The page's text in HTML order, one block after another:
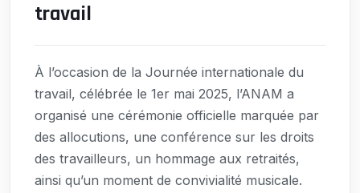
travail
À l’occasion de la Journée internationale du
travail, célébrée le 1er mai 2025, l’ANAM a
organisé une cérémonie officielle marquée par
des allocutions, une conférence sur les droits
des travailleurs, un hommage aux retraités,
ainsi qu’un moment de convivialité musicale.